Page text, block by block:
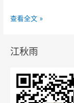
v2-
自
VPN）
查看全文 »
江秋雨